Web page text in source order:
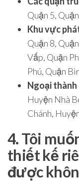
Quận 5,
Khu vực
Quận 8,
Vấp, Quận
Phú, Quận
Ngoại thành
Huyện Nhà
Chánh,
4. Tôi
thiết kế
được